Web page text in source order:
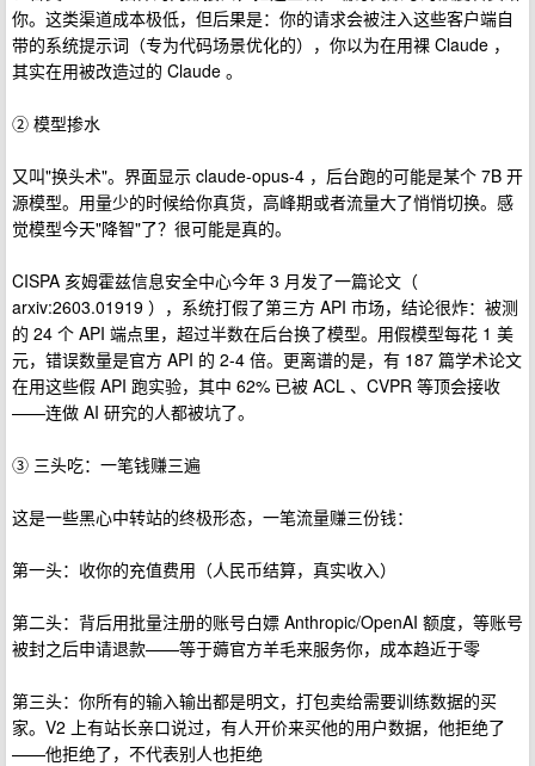
你。这类渠道成本极低，但后果是：你的请求会被注入这些客户端自
带的系统提示词（专为代码场景优化的），你以为在用裸 Claude ，
其实在用被改造过的 Claude 。
② 模型掺水
又叫"换头术"。界面显示 claude-opus-4 ，后台跑的可能是某个 7B 开
源模型。用量少的时候给你真货，高峰期或者流量大了悄悄切换。感
觉模型今天"降智"了？很可能是真的。
CISPA 亥姆霍兹信息安全中心今年 3 月发了一篇论文（
arxiv:2603.01919 ），系统打假了第三方 API 市场，结论很炸：被测
的 24 个 API 端点里，超过半数在后台换了模型。用假模型每花 1 美
元，错误数量是官方 API 的 2-4 倍。更离谱的是，有 187 篇学术论文
在用这些假 API 跑实验，其中 62% 已被 ACL 、CVPR 等顶会接收
——连做 AI 研究的人都被坑了。
③ 三头吃：一笔钱赚三遍
这是一些黑心中转站的终极形态，一笔流量赚三份钱：
第一头：收你的充值费用（人民币结算，真实收入）
第二头：背后用批量注册的账号白嫖 Anthropic/OpenAI 额度，等账号
被封之后申请退款——等于薅官方羊毛来服务你，成本趋近于零
第三头：你所有的输入输出都是明文，打包卖给需要训练数据的买
家。V2 上有站长亲口说过，有人开价来买他的用户数据，他拒绝了
——他拒绝了，不代表别人也拒绝